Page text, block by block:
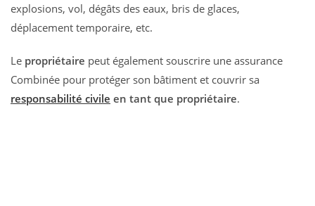
explosions, vol, dégâts des eaux, bris de glaces,
déplacement temporaire, etc.
Le propriétaire peut également souscrire une assurance
Combinée pour protéger son bâtiment et couvrir sa
responsabilité civile en tant que propriétaire.